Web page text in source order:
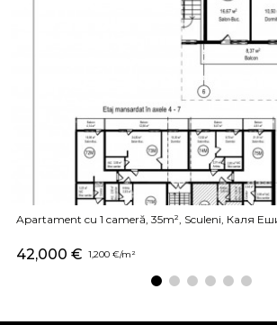
Apartament cu 1 cameră, 35m², Sculeni, Каля
42,000 € 1,200 €/m²